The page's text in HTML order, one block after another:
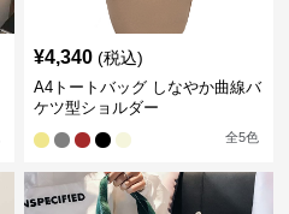
¥4,340 (税込)
A4トートバッグ しなやか曲線バ
ケツ型ショルダー
全5色